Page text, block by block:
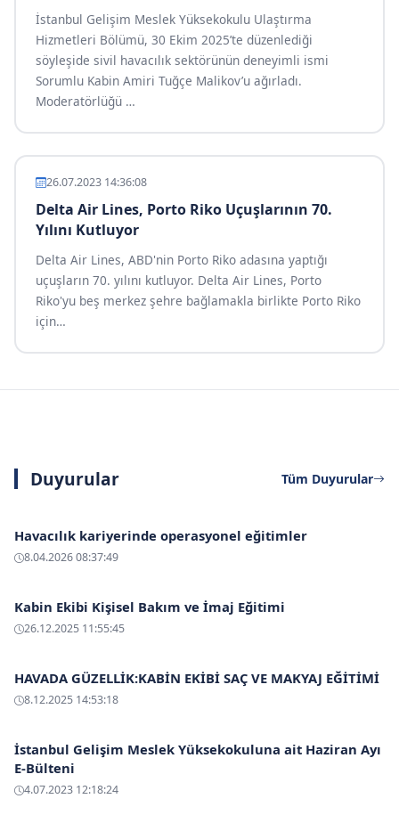
İstanbul Gelişim Meslek Yüksekokulu Ulaştırma
Hizmetleri Bölümü, 30 Ekim 2025’te düzenlediği
söyleşide sivil havacılık sektörünün deneyimli ismi
Sorumlu Kabin Amiri Tuğçe Malikov’u ağırladı.
Moderatörlüğü …
26.07.2023 14:36:08
Delta Air Lines, Porto Riko Uçuşlarının 70.
Yılını Kutluyor
Delta Air Lines, ABD'nin Porto Riko adasına yaptığı
uçuşların 70. yılını kutluyor. Delta Air Lines, Porto
Riko'yu beş merkez şehre bağlamakla birlikte Porto Riko
için…
Duyurular Tüm Duyurular
Havacılık kariyerinde operasyonel eğitimler
8.04.2026 08:37:49
Kabin Ekibi Kişisel Bakım ve İmaj Eğitimi
26.12.2025 11:55:45
HAVADA GÜZELLİK:KABİN EKİBİ SAÇ VE MAKYAJ EĞİTİMİ
8.12.2025 14:53:18
İstanbul Gelişim Meslek Yüksekokuluna ait Haziran Ayı
E-Bülteni
4.07.2023 12:18:24